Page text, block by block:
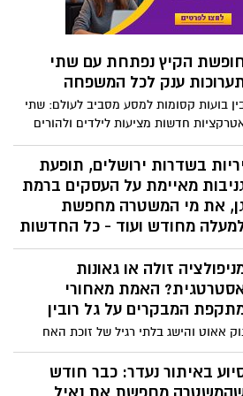
למעלה מחודש ועוד - כל החדשות
גן
רמת גן נט מסכמת עבורכם את כל מה
שקרה בעיר ביממה החולפת - ואתם לא
זולה או גאונות
האמת מאחורי
המבקרים על גל רובין
אאוט והישג בלתי רגיל של זוכת האח
באיתור נעדר: כבר חודש
מחפשת את נאיל
כחודש ימים שהמשטרה מחפשת אחר
גנבות בקניונים ומרכזים